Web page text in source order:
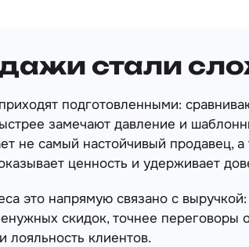
стали
подготовленными:
замечают давление и
не самый настойчивый продавец, а
ценность и удерживает
это напрямую связано с
скидок, точнее переговоры
лояльность клиентов.